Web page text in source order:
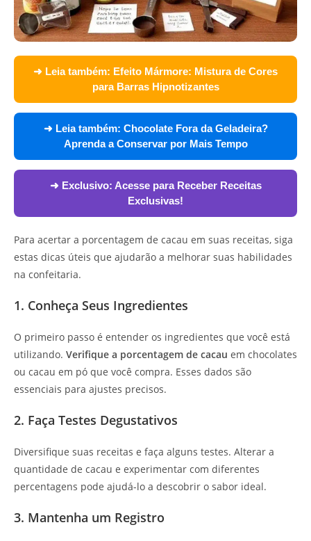
➜ Leia também: Efeito Mármore: Mistura de Cores
para Barras Hipnotizantes
➜ Leia também: Chocolate Fora da Geladeira?
Aprenda a Conservar por Mais Tempo
➜ Exclusivo: Acesse para Receber Receitas
Exclusivas!
Para acertar a porcentagem de cacau em suas receitas, siga
estas dicas úteis que ajudarão a melhorar suas habilidades
na confeitaria.
1. Conheça Seus Ingredientes
O primeiro passo é entender os ingredientes que você está
utilizando. Verifique a porcentagem de cacau em chocolates
ou cacau em pó que você compra. Esses dados são
essenciais para ajustes precisos.
2. Faça Testes Degustativos
Diversifique suas receitas e faça alguns testes. Alterar a
quantidade de cacau e experimentar com diferentes
percentagens pode ajudá-lo a descobrir o sabor ideal.
3. Mantenha um Registro